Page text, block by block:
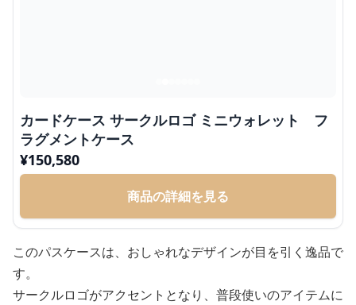
カードケース サークルロゴ ミニウォレット フ
ラグメントケース
¥150,580
商品の詳細を見る
このパスケースは、おしゃれなデザインが目を引く逸品で
す。
サークルロゴがアクセントとなり、普段使いのアイテムに